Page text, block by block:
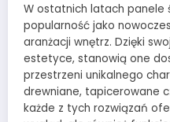
W ostatnich latach panele
popularność jako
aranżacji wnętrz. Dzięki
estetyce, stanowią one
przestrzeni unikalnego
drewniane, tapicerowane
każde z tych rozwiązań